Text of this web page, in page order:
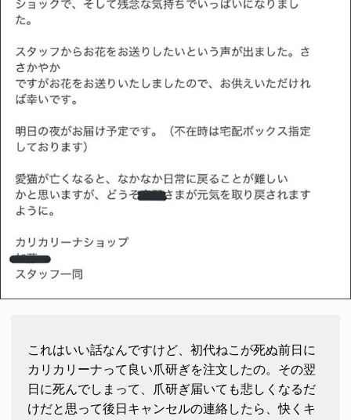
これはいい話なんですけど、初代ねこが死ぬ前日に
カリカリーナって良い爪研ぎを注文したの。その翌
日に死んでしまって、爪研ぎ届いても悲しくなるだ
けだと思って後日キャンセルの連絡したら、快くキ